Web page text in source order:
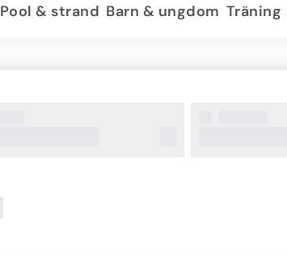
Pool & strand Barn & ungdom Träning